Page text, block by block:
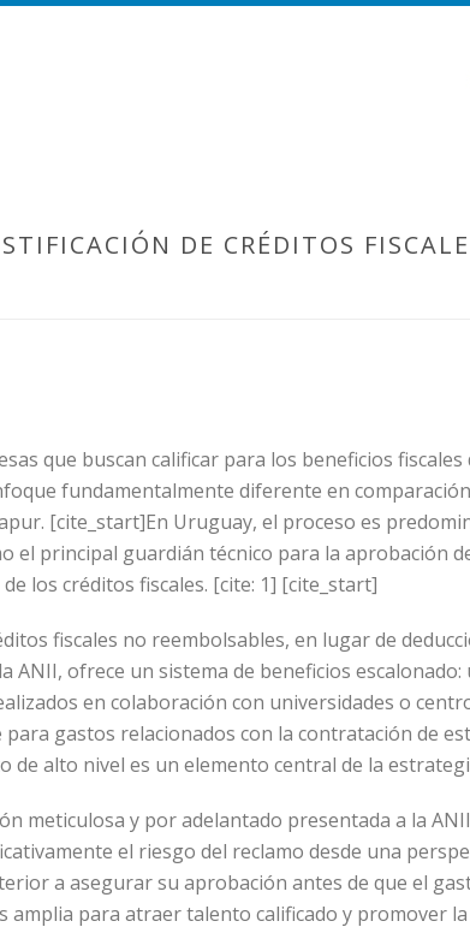
DE CRÉDITOS
que buscan calificar para los beneficios
fundamentalmente diferente en
[cite_start]En Uruguay, el proceso es
el principal guardián técnico para la aprobación
los créditos fiscales. [cite: 1] [cite_start]
fiscales no reembolsables, en lugar de
ofrece un sistema de beneficios
en colaboración con universidades o
gastos relacionados con la contratación de
de alto nivel es un elemento central de la
meticulosa y por adelantado presentada a la
el riesgo del reclamo desde una
a asegurar su aprobación antes de que el
para atraer talento calificado y promover